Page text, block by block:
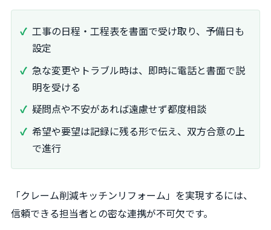
工事の日程・工程表を書面で受け取り、予備日も
設定
急な変更やトラブル時は、即時に電話と書面で説
明を受ける
疑問点や不安があれば遠慮せず都度相談
希望や要望は記録に残る形で伝え、双方合意の上
で進行
「クレーム削減キッチンリフォーム」を実現するには、
信頼できる担当者との密な連携が不可欠です。